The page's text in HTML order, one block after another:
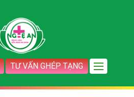
TƯ VẤN GHÉP TẠNG